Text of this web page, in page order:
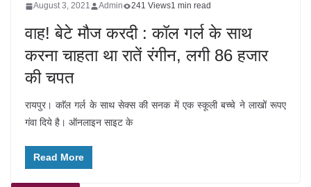
August 3, 2021 Admin 241 Views1 min read
वाह! बेटे मौज करदी : कॉल गर्ल के साथ
करना चाहता था रातें रंगीन, लगी 86 हजार
की चपत
रायपुर। काॅल गर्ल के साथ सेक्स की सनक में एक स्कूली बच्चे ने लाखों रूपए
गंवा दिये है। ऑनलाइन साइट के
Read More